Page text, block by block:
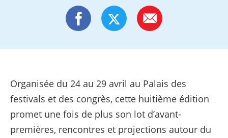
Organisée du 24 au 29 avril au Palais des
festivals et des congrès, cette huitième édition
promet une fois de plus son lot d’avant-
premières, rencontres et projections autour du